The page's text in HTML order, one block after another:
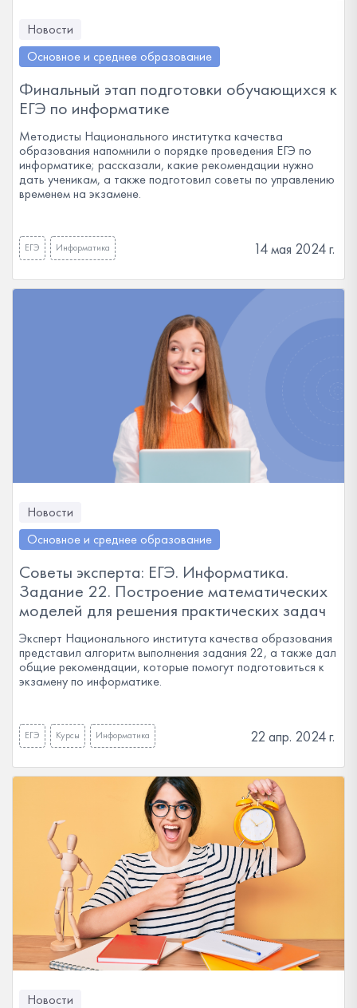
Новости
Основное и среднее образование
Финальный этап подготовки обучающихся к
ЕГЭ по информатике
Методисты Национального институтка качества
образования напомнили о порядке проведения ЕГЭ по
информатике; рассказали, какие рекомендации нужно
дать ученикам, а также подготовил советы по управлению
временем на экзамене.
ЕГЭ Информатика 14 мая 2024 г.
Новости
Основное и среднее образование
Советы эксперта: ЕГЭ. Информатика.
Задание 22. Построение математических
моделей для решения практических задач
Эксперт Национального института качества образования
представил алгоритм выполнения задания 22, а также дал
общие рекомендации, которые помогут подготовиться к
экзамену по информатике.
ЕГЭ Курсы Информатика 22 апр. 2024 г.
Новости